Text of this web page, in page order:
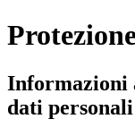
Informazioni
dati